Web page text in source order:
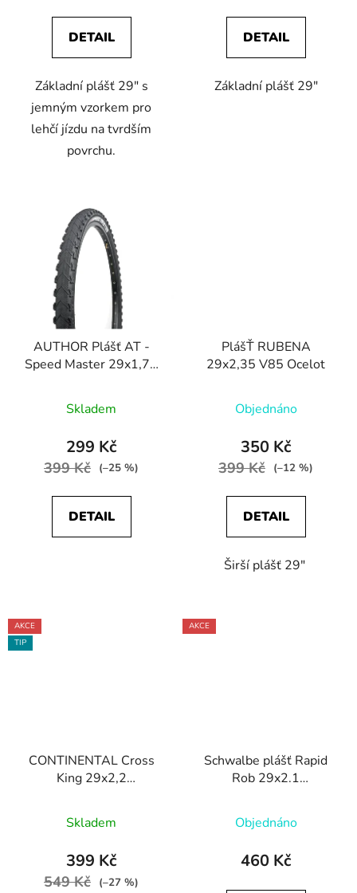
DETAIL
Základní plášť 29" s
jemným vzorkem pro
lehčí jízdu na tvrdším
povrchu.
DETAIL
Základní plášť 29"
AUTHOR Plášť AT -
Speed Master 29x1,75
Skladem
299 Kč
399 Kč (–25 %)
DETAIL
PlášŤ RUBENA
29x2,35 V85 Ocelot
Objednáno
350 Kč
399 Kč (–12 %)
DETAIL
Širší plášť 29"
AKCE
TIP
CONTINENTAL Cross
King 29x2,2
Skladem
399 Kč
549 Kč (–27 %)
AKCE
Schwalbe plášť Rapid
Rob 29x2.1
Objednáno
460 Kč